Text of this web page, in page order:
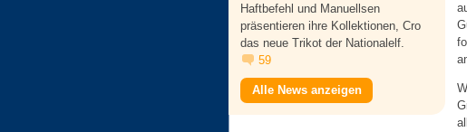
Haftbefehl und Manuellsen
präsentieren ihre Kollektionen, Cro
das neue Trikot der Nationalelf.
59
Alle News anzeigen